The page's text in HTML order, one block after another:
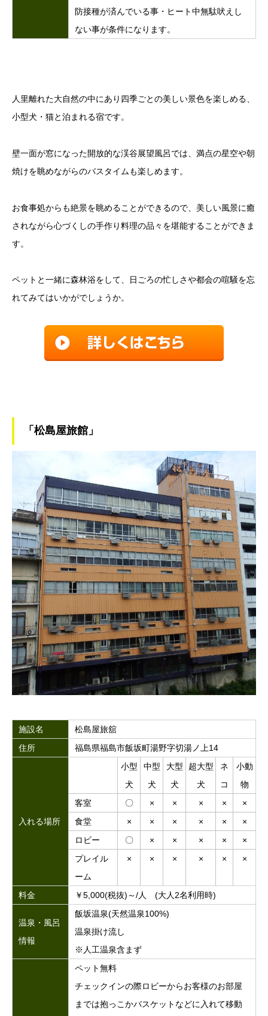
防接種が済んでいる事・ヒート中無駄吠えし
ない事が条件になります。
人里離れた大自然の中にあり四季ごとの美しい景色を楽しめる、
小型犬・猫と泊まれる宿です。
壁一面が窓になった開放的な渓谷展望風呂では、満点の星空や朝
焼けを眺めながらのバスタイムも楽しめます。
お食事処からも絶景を眺めることができるので、美しい風景に癒
されながら心づくしの手作り料理の品々を堪能することができま
す。
ペットと一緒に森林浴をして、日ごろの忙しさや都会の喧騒を忘
れてみてはいかがでしょうか。
「松島屋旅館」
施設名
松島屋旅舘
住所
福島県福島市飯坂町湯野字切湯ノ上14
入れる場所
小型
犬
中型
犬
大型
犬
超大型
犬
ネ
コ
小動
物
客室
〇 × × × ×
×
食堂
× × × × ×
×
ロビー
〇 × × × ×
×
プレイル
ーム
× × × × × ×
料金 ￥5,000(税抜)～/人 (大人2名利用時)
温泉・風呂
情報
飯坂温泉(天然温泉100%)
温泉掛け流し
※人工温泉含まず
ペット無料
チェックインの際ロビーからお客様のお部屋
までは抱っこかバスケットなどに入れて移動